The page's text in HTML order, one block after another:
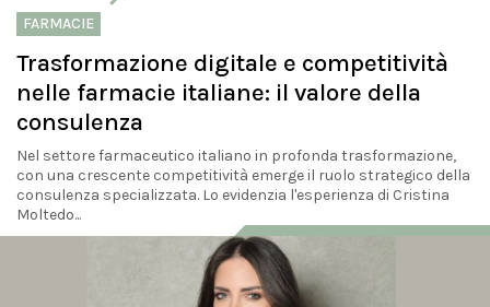
FARMACIE
Trasformazione digitale e competitività
nelle farmacie italiane: il valore della
consulenza
Nel settore farmaceutico italiano in profonda trasformazione,
con una crescente competitività emerge il ruolo strategico della
consulenza specializzata. Lo evidenzia l'esperienza di Cristina
Moltedo...